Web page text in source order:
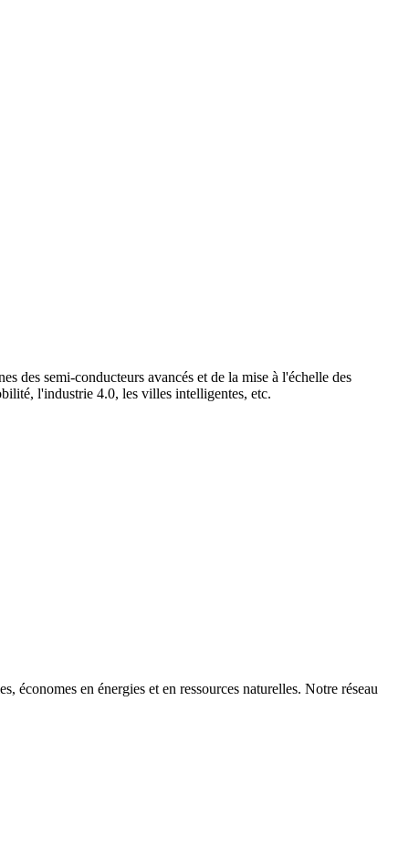
des semi-conducteurs avancés et de la mise à l'échelle des
l'industrie 4.0, les villes intelligentes, etc.
économes en énergies et en ressources naturelles. Notre réseau